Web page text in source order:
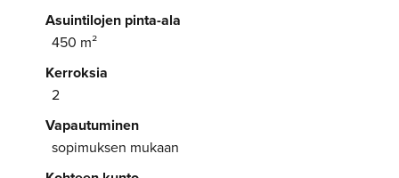
Asuintilojen pinta-ala
450 m²
Kerroksia
2
Vapautuminen
sopimuksen mukaan